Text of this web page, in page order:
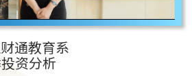
通教育系
资分析